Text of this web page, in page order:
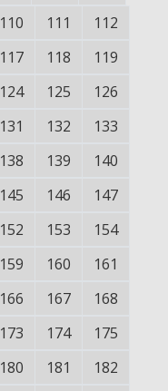
110 111
112
117 118
119
124 125
126
131 132
133
138 139
140
145 146
147
152 153
154
159 160
161
166 167
168
173 174
175
180 181
182